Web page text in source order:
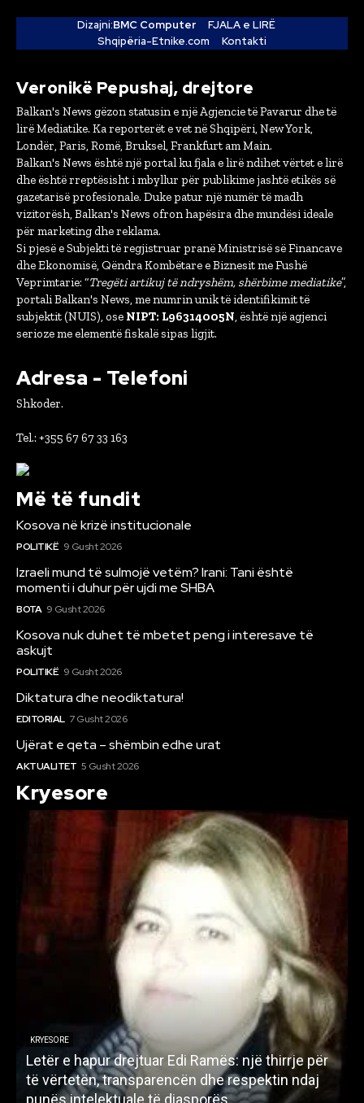
Dizajni:BMC Computer
FJALA e LIRË
Shqipëria-Etnike.com
Kontakti
Veronikë Pepushaj, drejtore
Balkan's News gëzon statusin e një Agjencie të Pavarur dhe të
lirë Mediatike. Ka reporterët e vet në Shqipëri, New York,
Londër, Paris, Romë, Bruksel, Frankfurt am Main.
Balkan's News është një portal ku fjala e lirë ndihet vërtet e lirë
dhe është rreptësisht i mbyllur për publikime jashtë etikës së
gazetarisë profesionale. Duke patur një numër të madh
vizitorësh, Balkan's News ofron hapësira dhe mundësi ideale
për marketing dhe reklama.
Si pjesë e Subjekti të regjistruar pranë Ministrisë së Financave
dhe Ekonomisë, Qëndra Kombëtare e Biznesit me Fushë
Veprimtarie: “Tregëti artikuj të ndryshëm, shërbime mediatike”,
portali Balkan's News, me numrin unik të identifikimit të
subjektit (NUIS), ose NIPT: L96314005N, është një agjenci
serioze me elementë fiskalë sipas ligjit.
Adresa - Telefoni
Shkoder.
Tel.: +355 67 67 33 163
Më të fundit
Kosova në krizë institucionale
POLITIKË 9 Gusht 2026
Izraeli mund të sulmojë vetëm? Irani: Tani është
momenti i duhur për ujdi me SHBA
BOTA 9 Gusht 2026
Kosova nuk duhet të mbetet peng i interesave të
askujt
POLITIKË 9 Gusht 2026
Diktatura dhe neodiktatura!
EDITORIAL 7 Gusht 2026
Ujërat e qeta – shëmbin edhe urat
AKTUALITET 5 Gusht 2026
Kryesore
KRYESORE
Letër e hapur drejtuar Edi Ramës: një thirrje për
të vërtetën, transparencën dhe respektin ndaj